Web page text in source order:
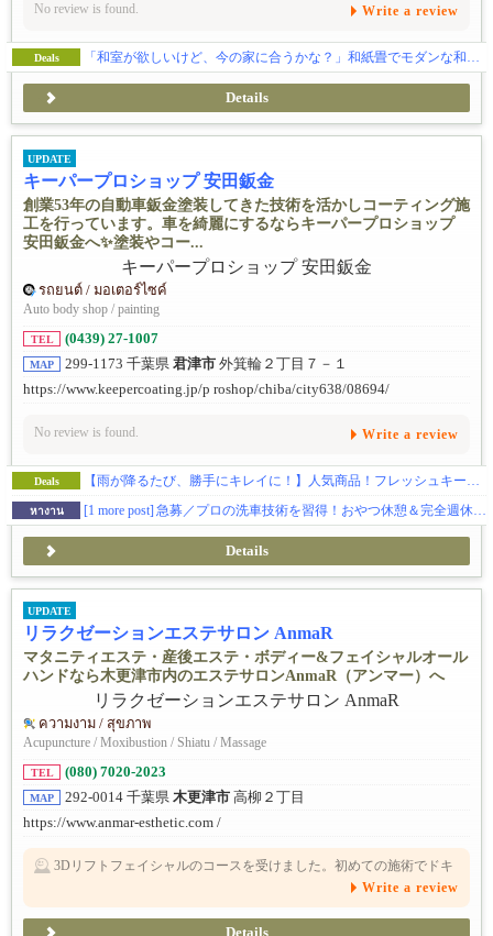
No review is found. Write a review
Deals 「和室が欲しいけど、今の家に合うかな？」和紙畳でモダンな和空間を
Details
UPDATE
キーパープロショップ 安田鈑金
創業53年の自動車鈑金塗装してきた技術を活かしコーティング施
工を行っています。車を綺麗にするならキーパープロショップ
安田鈑金へ✨塗装やコー...
รถยนต์ / มอเตอร์ไซค์
Auto body shop / painting
TEL (0439) 27-1007
MAP 299-1173 千葉県 君津市 外箕輪２丁目７－１
https://www.keepercoating.jp/p roshop/chiba/city638/08694/
No review is found. Write a review
Deals
หางาน [1 more post] 急募／プロの洗車技術を習得！おやつ休憩＆完全週休2日でメリハリ◎
Details
UPDATE
リラクゼーションエステサロン AnmaR
マタニティエステ・産後エステ・ボディー&フェイシャルオール
ハンドなら木更津市内のエステサロンAnmaR（アンマー）へ
ความงาม / สุขภาพ
Acupuncture / Moxibustion / Shiatu / Massage
TEL (080) 7020-2023
MAP 292-0014 千葉県 木更津市 高柳２丁目
https://www.anmar-esthetic.com /
3Dリフトフェイシャルのコースを受けました。初めての施術でドキ
ドキでしたが、渡邊さんの優しく素敵なお人柄で安心しました。フ
ェイシャルコースとはいえガッツリ背中のマッサージもしてもらえ
たのがびっくり！施術後には、グルテンフリーのチーズケーキと飲
み物までいただき至れり尽くせり。。普段子どもが家にいる中だと
自分の身体のケアは後回しになりがちですが、定期的なケアが必要
Write a review
Details